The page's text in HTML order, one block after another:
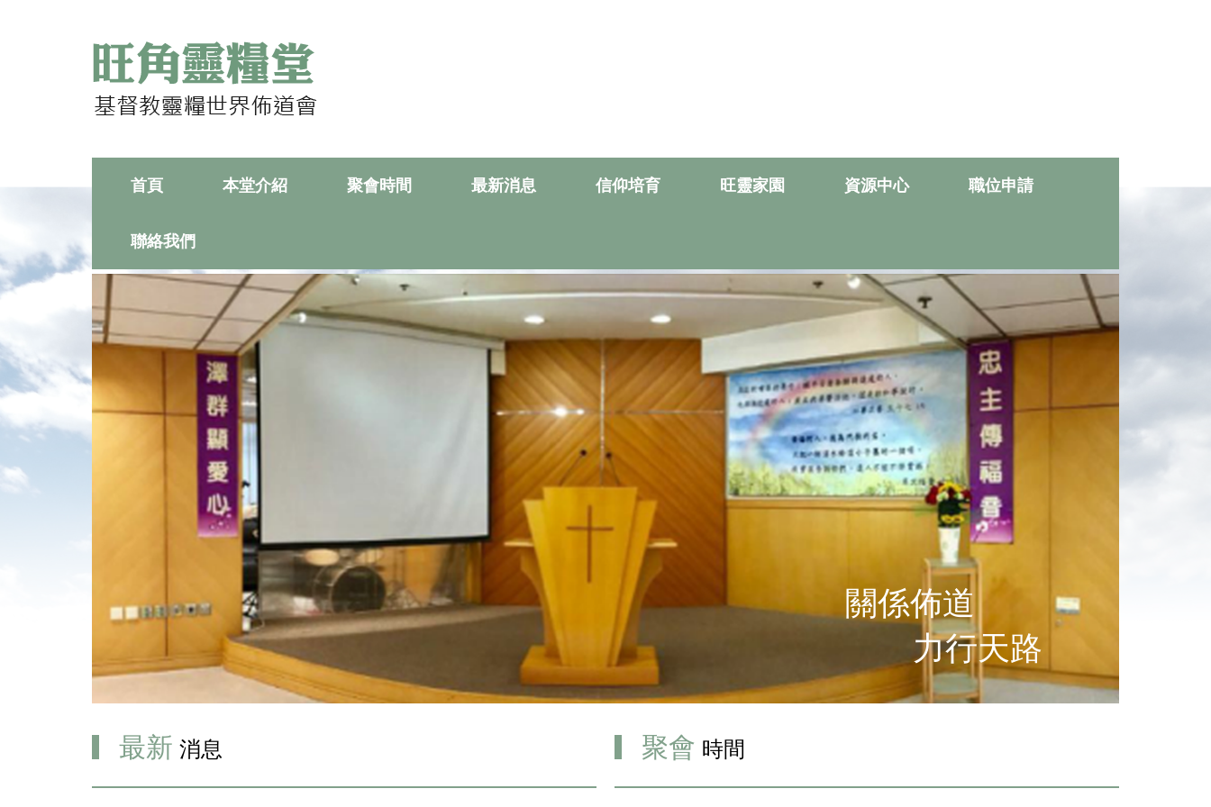
首頁 本堂介紹 聚會時間 最新消息 信仰培育 旺靈家園 資源中心 職位申請
聯絡我們
關係佈道
力行天路
最新 消息 聚會 時間